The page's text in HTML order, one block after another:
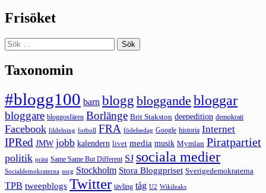
Frisöket
Sök
efter:
Taxonomin
#blogg100 barn blogg bloggande bloggar
bloggare bloggosfären Borlänge Brit Stakston deepedition demokrati
Facebook fildelning fotboll FRA födelsedag Google historia Internet
IPRed JMW jobb kalendern livet media musik Mymlan Piratpartiet
politik präst Same Same But Different SJ sociala medier
Socialdemokraterna sorg Stockholm Stora Bloggpriset Sverigedemokraterna
TPB tweepblogs Twitter tävling tåg U2 Wikileaks